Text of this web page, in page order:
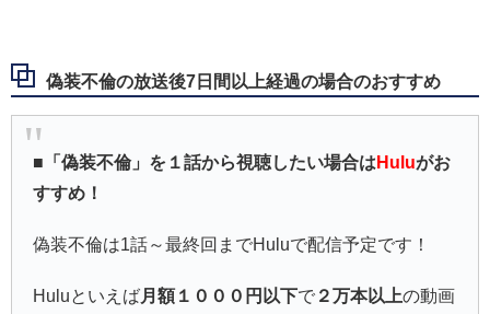
偽装不倫の放送後7日間以上経過の場合のおすすめ
■「偽装不倫」を１話から視聴したい場合は Huluがお
すすめ！
偽装不倫は1話～最終回までHuluで配信予定です！
Huluといえば月額１０００円以下で ２万本以上の動画